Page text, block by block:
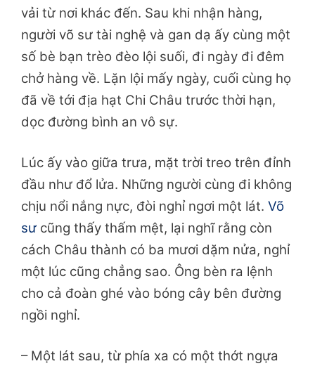
vải từ nơi khác đến. Sau khi nhận hàng,
người võ sư tài nghệ và gan dạ ấy cùng một
số bè bạn trèo đèo lội suối, đi ngày đi đêm
chở hàng về. Lặn lội mấy ngày, cuối cùng họ
đã về tới địa hạt Chi Châu trước thời hạn,
dọc đường bình an vô sự.
Lúc ấy vào giữa trưa, mặt trời treo trên đỉnh
đầu như đổ lửa. Những người cùng đi không
chịu nổi nắng nực, đòi nghỉ ngơi một lát. Võ
sư cũng thấy thấm mệt, lại nghĩ rằng còn
cách Châu thành có ba mươi dặm nửa, nghỉ
một lúc cũng chẳng sao. Ông bèn ra lệnh
cho cả đoàn ghé vào bóng cây bên đường
ngồi nghỉ.
– Một lát sau, từ phía xa có một thớt ngựa